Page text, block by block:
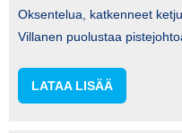
Oksentelua, katkenneet
Villanen puolustaa
LATAA LISÄÄ